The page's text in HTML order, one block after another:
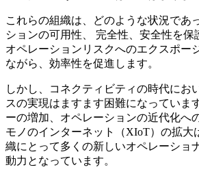
これらの組織は、どのような状況であ
ションの可用性、 完全性、安全性を保
オペレーションリスクへのエクスポー
ながら、効率性を促進します。
しかし、コネクティビティの時代にお
スの実現はますます困難になっていま
ーの増加、オペレーションの近代化へ
モノのインターネット（XIoT）の拡大
織にとって多くの新しいオペレーショ
動力となっています。